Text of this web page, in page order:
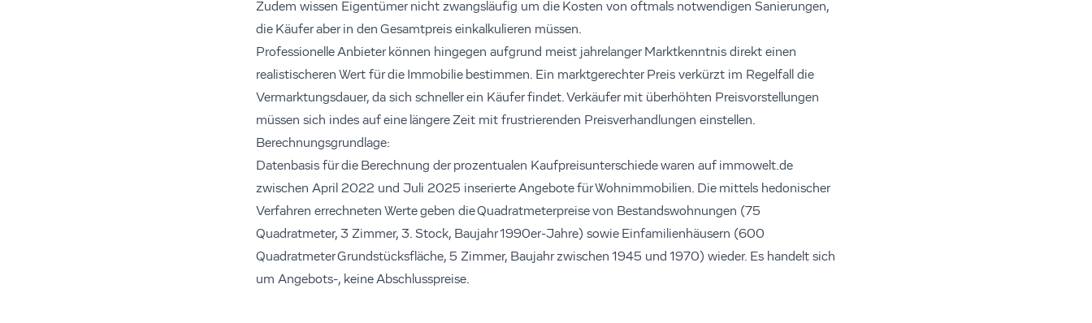
Zudem wissen Eigentümer nicht zwangsläufig um die Kosten von oftmals notwendigen Sanierungen,
die Käufer aber in den Gesamtpreis einkalkulieren müssen.
Professionelle Anbieter können hingegen aufgrund meist jahrelanger Marktkenntnis direkt einen
realistischeren Wert für die Immobilie bestimmen. Ein marktgerechter Preis verkürzt im Regelfall die
Vermarktungsdauer, da sich schneller ein Käufer findet. Verkäufer mit überhöhten Preisvorstellungen
müssen sich indes auf eine längere Zeit mit frustrierenden Preisverhandlungen einstellen.
Berechnungsgrundlage:
Datenbasis für die Berechnung der prozentualen Kaufpreisunterschiede waren auf immowelt.de
zwischen April 2022 und Juli 2025 inserierte Angebote für Wohnimmobilien. Die mittels hedonischer
Verfahren errechneten Werte geben die Quadratmeterpreise von Bestandswohnungen (75
Quadratmeter, 3 Zimmer, 3. Stock, Baujahr 1990er-Jahre) sowie Einfamilienhäusern (600
Quadratmeter Grundstücksfläche, 5 Zimmer, Baujahr zwischen 1945 und 1970) wieder. Es handelt sich
um Angebots-, keine Abschlusspreise.